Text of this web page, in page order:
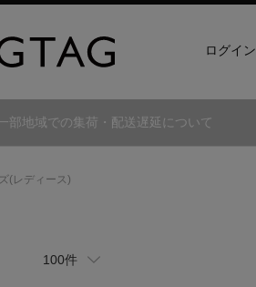
ログイン
部地域での集荷・配送遅延について
(レディース)
100件